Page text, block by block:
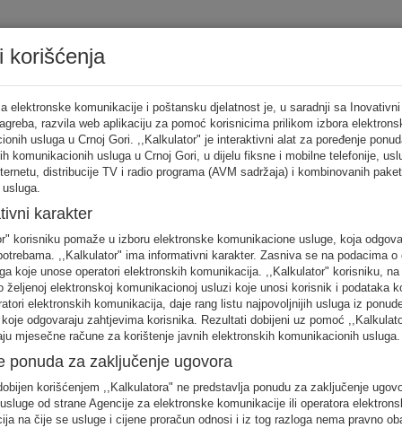
sva
FIKSNA
telefonija
MOBILNA
telefonija
INTERNET
usluge
unos raspodjela saobraćaja je usklađena s ponašanjem karakterističnog
saobraćaja prema konkretnim destinacijama, koristite detaljan unos
korišćenja
elektronske komunikacije i poštansku djelatnost je, u saradnji sa Inovativni
razvila web aplikaciju za pomoć korisnicima prilikom izbora
usluga u Crnoj Gori. ,,Kalkulator" je interaktivni alat za poređenje
komunikacionih usluga u Crnoj Gori, u dijelu fiksne i mobilne telefonije,
distribucije TV i radio programa (AVM sadržaja) i kombinovanih
karakter
korisniku pomaže u izboru elektronske komunikacione usluge, koja
,,Kalkulator" ima informativni karakter. Zasniva se na podacima o
koje unose operatori elektronskih komunikacija. ,,Kalkulator" korisniku,
željenoj elektronskoj komunikacionoj usluzi koje unosi korisnik i podataka
elektronskih komunikacija, daje rang listu najpovoljnijih usluga iz
odgovaraju zahtjevima korisnika. Rezultati dobijeni uz pomoć
mjesečne račune za korištenje javnih elektronskih komunikacionih usluga.
ponuda za zaključenje ugovora
korišćenjem ,,Kalkulatora" ne predstavlja ponudu za zaključenje
od strane Agencije za elektronske komunikacije ili operatora
na čije se usluge i cijene proračun odnosi i iz tog razloga nema pravno